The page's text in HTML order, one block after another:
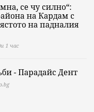
се чу силно“:
на Кардам с
на падналия
1 час
- Парадайс Дент